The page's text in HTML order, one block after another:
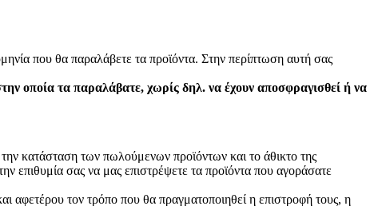
που θα παραλάβετε τα προϊόντα. Στην περίπτωση αυτή σας
οποία τα παραλάβατε, χωρίς δηλ. να έχουν αποσφραγισθεί ή να
κατάσταση των πωλούμενων προϊόντων και το άθικτο της
επιθυμία σας να μας επιστρέψετε τα προϊόντα που αγοράσατε
αφετέρου τον τρόπο που θα πραγματοποιηθεί η επιστροφή τους, η